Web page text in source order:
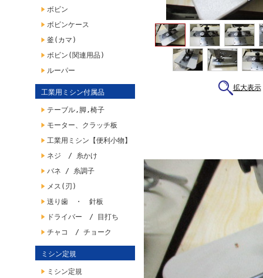
ボビン
ボビンケース
釜(カマ)
ボビン(関連用品)
ルーパー
工業用ミシン付属品
テーブル,脚,椅子
モーター、クラッチ板
工業用ミシン【便利小物】
ネジ / 糸かけ
バネ / 糸調子
メス(刃)
送り歯 ・ 針板
ドライバー / 目打ち
チャコ / チョーク
ミシン定規
ミシン定規
拡大表示